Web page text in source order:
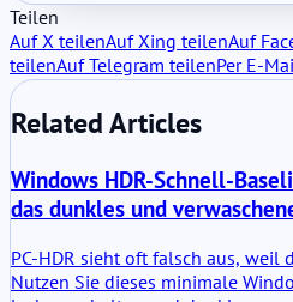
Teilen
Auf X teilenAuf Xing teilenAuf
teilenAuf Telegram teilenPer E-
Related Articles
Windows HDR-Schnell-
das dunkles und
PC-HDR sieht oft falsch aus, weil
Nutzen Sie dieses minimale